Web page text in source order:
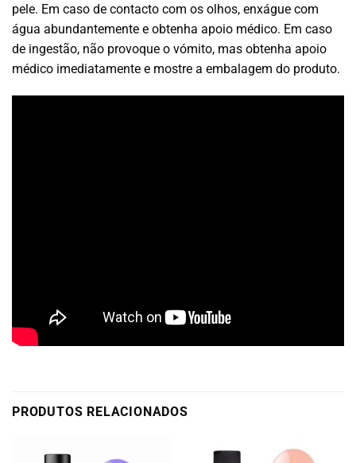
pele. Em caso de contacto com os olhos, enxágue com
água abundantemente e obtenha apoio médico. Em caso
de ingestão, não provoque o vómito, mas obtenha apoio
médico imediatamente e mostre a embalagem do produto.
PRODUTOS RELACIONADOS